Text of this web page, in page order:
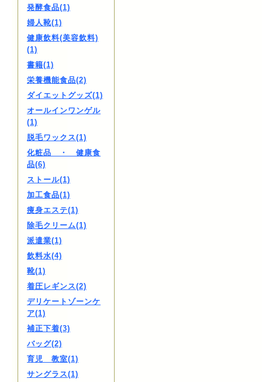
発酵食品(1)
婦人靴(1)
健康飲料(美容飲料)
(1)
書籍(1)
栄養機能食品(2)
ダイエットグッズ(1)
オールインワンゲル
(1)
脱毛ワックス(1)
化粧品 ・ 健康食
品(6)
ストール(1)
加工食品(1)
痩身エステ(1)
除毛クリーム(1)
派遣業(1)
飲料水(4)
靴(1)
着圧レギンス(2)
デリケートゾーンケ
ア(1)
補正下着(3)
バッグ(2)
育児 教室(1)
サングラス(1)